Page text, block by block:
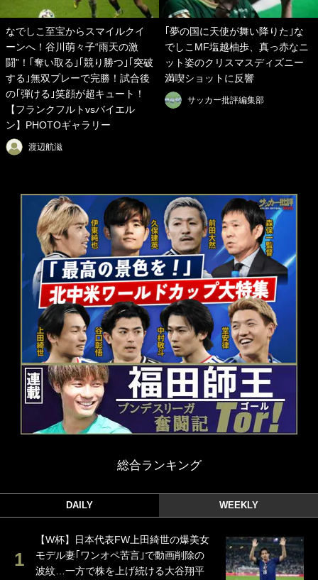
なでしこ至宝からスマイルクイ
ーンへ！谷川萌々子“雨天の激
闘”！｢奪い取る｣｢競り勝つ｣｢突破
する｣無双プレーで完勝！試合後
の｢弾ける｣笑顔が超キュート！
【フランクフルトvsバイエル
ン】PHOTOギャラリー
渡辺航滋
｢夢の国に天使が舞い降りた｣な
でしこMF塩越柚歩、真っ赤なニ
ット姿のクリスマスディズニー
満喫ショットに反響
サッカー批評編集部
総合ランキング
DAILY WEEKLY
【W杯】日本代表FW上田綺世の爆美女
モデル妻｢ワンオペ苦言｣で動画削除の
波紋…一方で株を上げ続ける大谷翔平